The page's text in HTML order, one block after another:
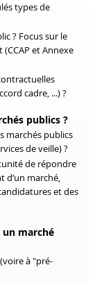
types de
? Focus sur le
et Annexe
cadre, ...) ?
publics ?
marchés publics
de veille) ?
de répondre
d’un marché,
et des
marché
à "pré-